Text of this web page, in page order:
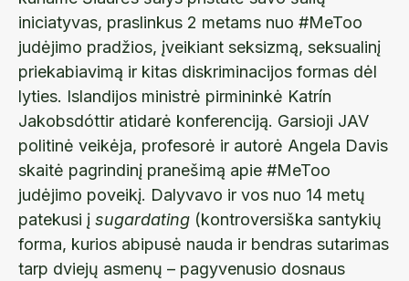
iniciatyvas, praslinkus 2 metams nuo #MeToo
judėjimo pradžios, įveikiant seksizmą, seksualinį
priekabiavimą ir kitas diskriminacijos formas dėl
lyties. Islandijos ministrė pirmininkė Katrín
Jakobsdóttir atidarė konferenciją. Garsioji JAV
politinė veikėja, profesorė ir autorė Angela Davis
skaitė pagrindinį pranešimą apie #MeToo
judėjimo poveikį. Dalyvavo ir vos nuo 14 metų
patekusi į sugardating (kontroversiška santykių
forma, kurios abipusė nauda ir bendras sutarimas
tarp dviejų asmenų – pagyvenusio dosnaus